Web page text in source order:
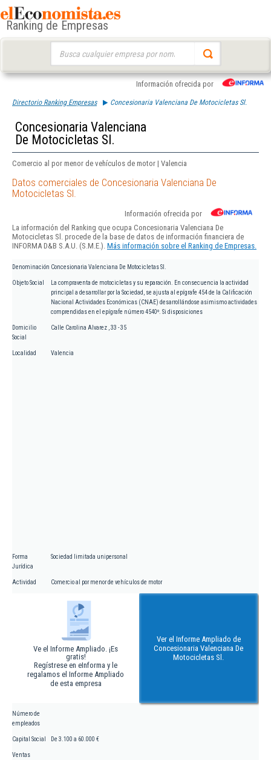
Ranking de Empresas
Información ofrecida por
Directorio Ranking Empresas Concesionaria Valenciana De Motocicletas Sl.
Concesionaria Valenciana
De Motocicletas Sl.
Comercio al por menor de vehículos de motor | Valencia
Datos comerciales de Concesionaria Valenciana De
Motocicletas Sl.
Información ofrecida por
La información del Ranking que ocupa Concesionaria Valenciana De
Motocicletas Sl. procede de la base de datos de información financiera de
INFORMA D&B S.A.U. (S.M.E.). Más información sobre el Ranking de Empresas.
Denominación Concesionaria Valenciana De Motocicletas Sl.
Objeto Social
La compraventa de motocicletas y su reparación. En consecuencia la actividad
principal a desarrollar por la Sociedad, se ajusta al epígrafe 454 de la Calificación
Nacional Actividades Económicas (CNAE) desarrollándose asimismo actividades
comprendidas en el epígrafe número 4540º. Si disposiciones
Domicilio
Social
Calle Carolina Alvarez , 33 - 35
Localidad Valencia
Forma
Jurídica
Sociedad limitada unipersonal
Actividad Comercio al por menor de vehículos de motor
Ve el Informe Ampliado. ¡Es
gratis!
Regístrese en eInforma y le
regalamos el Informe Ampliado
de esta empresa
Ver el Informe Ampliado de
Concesionaria Valenciana De
Motocicletas Sl.
Número de
empleados
Capital Social De 3.100 a 60.000 €
Ventas